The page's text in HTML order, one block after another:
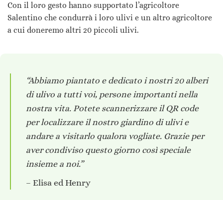
Con il loro gesto hanno supportato l’agricoltore
Salentino che condurrà i loro ulivi e un altro agricoltore
a cui doneremo altri 20 piccoli ulivi.
“Abbiamo piantato e dedicato i nostri 20 alberi
di ulivo a tutti voi, persone importanti nella
nostra vita. Potete scannerizzare il QR code
per localizzare il nostro giardino di ulivi e
andare a visitarlo qualora vogliate. Grazie per
aver condiviso questo giorno così speciale
insieme a noi.”
– Elisa ed Henry